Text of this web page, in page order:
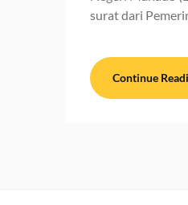
surat dari
Continue